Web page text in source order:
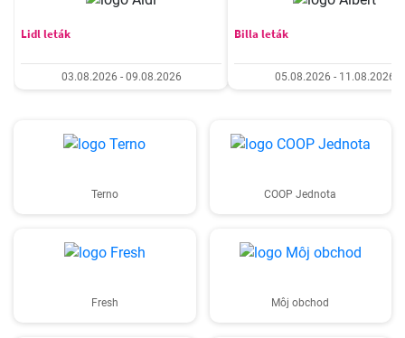
Lidl leták
03.08.2026 - 09.08.2026
Billa leták
05.08.2026 - 11.08.2026
Terno COOP Jednota
Fresh Môj obchod